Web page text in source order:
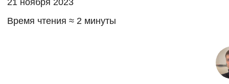
Время чтения ≈ 2 минуты